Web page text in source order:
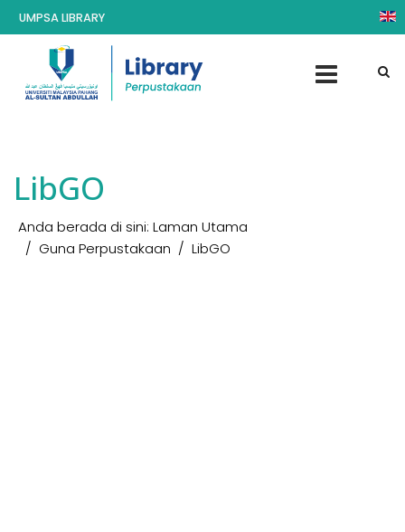
UMPSA LIBRARY
LibGO
Anda berada di sini: Laman Utama
Guna Perpustakaan
LibGO